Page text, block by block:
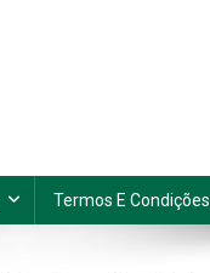
Termos E Condições